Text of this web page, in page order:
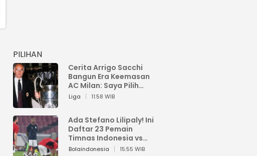
PILIHAN
Cerita Arrigo Sacchi
Bangun Era Keemasan
AC Milan: Saya Pilih
Pemain dari Isi Otaknya
Liga 11:58 WIB
Ada Stefano Lilipaly! Ini
Daftar 23 Pemain
Timnas Indonesia vs
China
Bolaindonesia 15:55 WIB